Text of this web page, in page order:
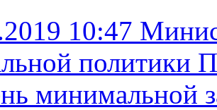
10:47
политики
минимальной